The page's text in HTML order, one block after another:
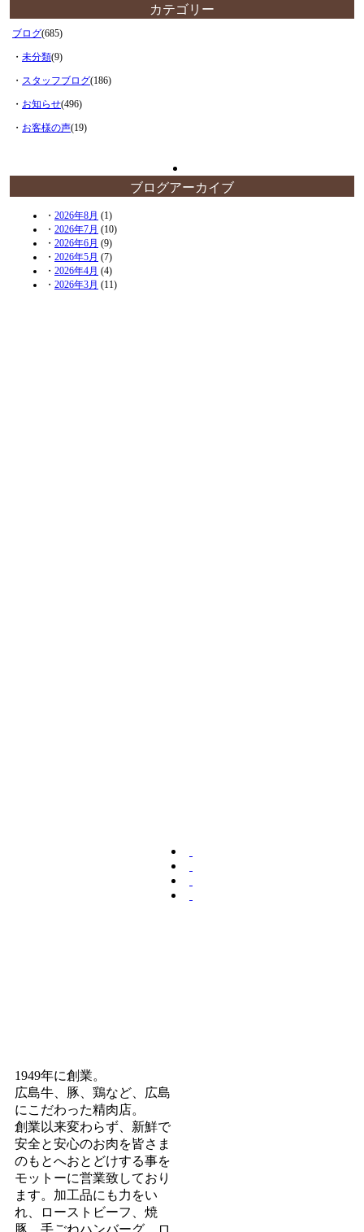
カテゴリー
ブログ(685)
・ 未分類(9)
・ スタッフブログ(186)
・ お知らせ(496)
・ お客様の声(19)
ブログアーカイブ
・ 2026年8月 (1)
・ 2026年7月 (10)
・ 2026年6月 (9)
・ 2026年5月 (7)
・ 2026年4月 (4)
・ 2026年3月 (11)
1949年に創業。
広島牛、豚、鶏など、広島
にこだわった精肉店。
創業以来変わらず、新鮮で
安全と安心のお肉を皆さま
のもとへおとどけする事を
モットーに営業致しており
ます。加工品にも力をい
れ、ローストビーフ、焼
豚、手ごねハンバーグ、ロ